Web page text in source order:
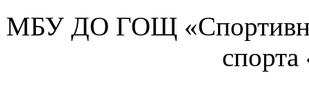
МБУ ДО ГОЩ